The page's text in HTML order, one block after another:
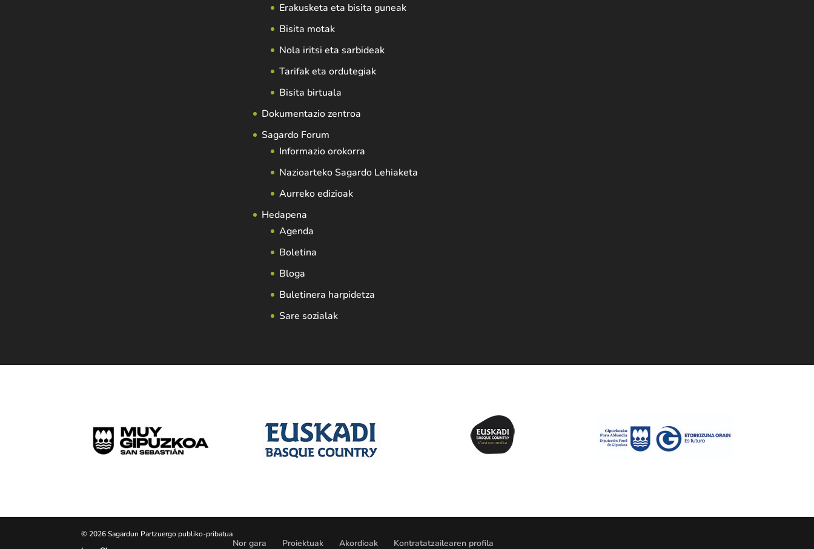
Erakusketa eta bisita guneak
Bisita motak
Nola iritsi eta sarbideak
Tarifak eta ordutegiak
Bisita birtuala
Dokumentazio zentroa
Sagardo Forum
Informazio orokorra
Nazioarteko Sagardo Lehiaketa
Aurreko edizioak
Hedapena
Agenda
Boletina
Bloga
Buletinera harpidetza
Sare sozialak
© 2026 Sagardun Partzuergo publiko-pribatua
Nor gara Proiektuak Akordioak Kontratatzailearen profila